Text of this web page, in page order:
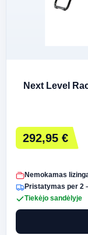
Next Level
292,95 €
Nemokamas
Pristatymas per 2
Tiekėjo sandėlyje